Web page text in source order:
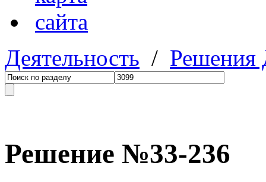
Деятельность /
Решение №33-236